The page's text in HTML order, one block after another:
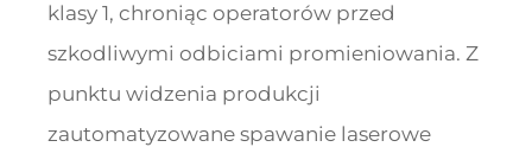
klasy 1, chroniąc operatorów przed
szkodliwymi odbiciami promieniowania. Z
punktu widzenia produkcji
zautomatyzowane spawanie laserowe